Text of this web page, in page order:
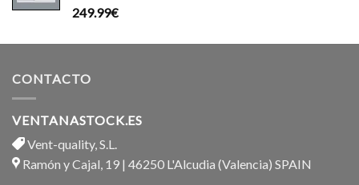
Valorado
249.99€
CONTACTO
VENTANASTOCK.ES
Vent-quality, S.L.
Ramón y Cajal, 19 | 46250 L'Alcudia (Valencia) SPAIN